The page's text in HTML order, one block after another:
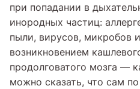
при попадании в
инородных частиц:
пыли, вирусов, микробов
возникновением
продолговатого мозга —
можно сказать, что сам